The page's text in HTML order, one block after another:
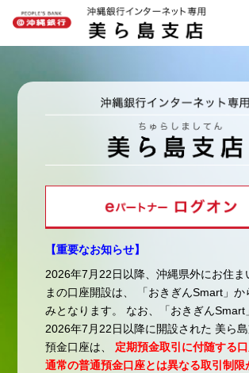
沖縄銀行 沖縄
【重要なお知らせ】
2026年7月22日以降、沖縄県外にお住ま
まの口座開設は、 「おきぎんSmart」か
みとなります。 なお、「おきぎんSmart
2026年7月22日以降に開設された 美ら
預金口座は、
定期預金取引に付随する口
通常の普通預金口座とは異なる取引制限